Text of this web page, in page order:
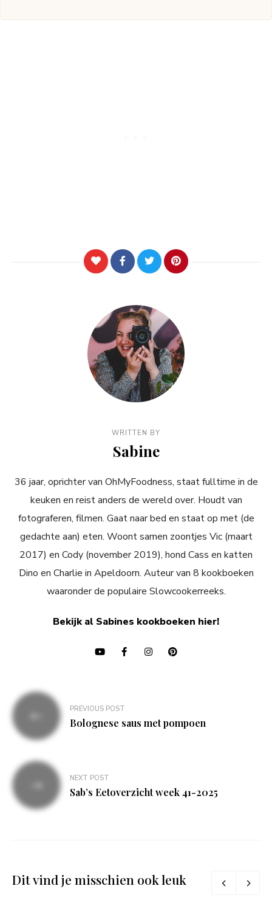
WRITTEN BY
Sabine
36 jaar, oprichter van OhMyFoodness, staat fulltime in de
keuken en reist anders de wereld over. Houdt van
fotograferen, filmen. Gaat naar bed en staat op met (de
gedachte aan) eten. Woont samen zoontjes Vic (maart
2017) en Cody (november 2019), hond Cass en katten
Dino en Charlie in Apeldoorn. Auteur van 8 kookboeken
waaronder de populaire Slowcookerreeks.
Bekijk al Sabines kookboeken hier!
Bericht
navigatie
PREVIOUS POST
Bolognese saus met pompoen
NEXT POST
Sab’s Eetoverzicht week 41-2025
Dit vind je misschien ook leuk